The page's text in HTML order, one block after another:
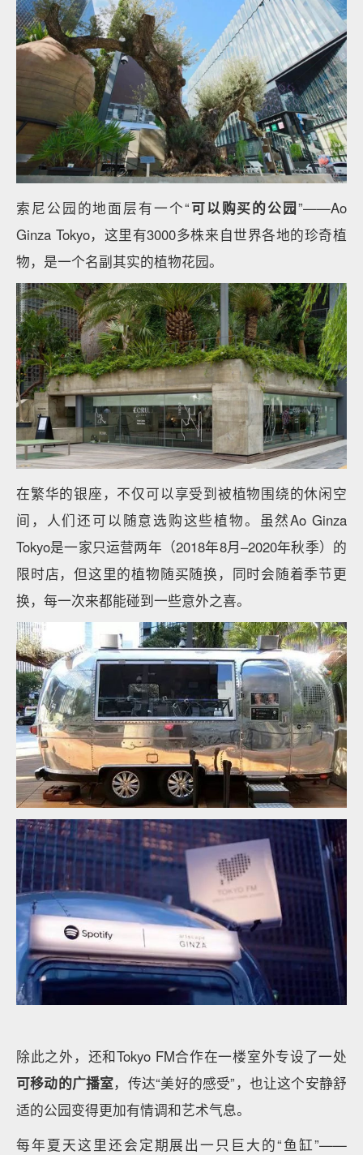
索尼公园的地面层有一个“可以购买的公园”——Ao
Ginza Tokyo，这里有3000多株来自世界各地的珍奇植
物，是一个名副其实的植物花园。
在繁华的银座，不仅可以享受到被植物围绕的休闲空
间，人们还可以随意选购这些植物。虽然Ao Ginza
Tokyo是一家只运营两年（2018年8月–2020年秋季）的
限时店，但这里的植物随买随换，同时会随着季节更
换，每一次来都能碰到一些意外之喜。
除此之外，还和Tokyo FM合作在一楼室外专设了一处
可移动的广播室，传达“美好的感受”，也让这个安静舒
适的公园变得更加有情调和艺术气息。
每年夏天这里还会定期展出一只巨大的“鱼缸”——